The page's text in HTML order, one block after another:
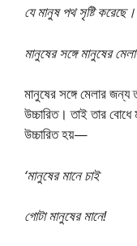
যে মানুষ পথ সৃষ্টি করেছে।
মানুষের সঙ্গে মানুষের
মানুষের সঙ্গে মেলার
উচ্চারিত। তাই তার
উচ্চারিত হয়—
‘মানুষের মানে চাই
গােটা মানুষের মানে!